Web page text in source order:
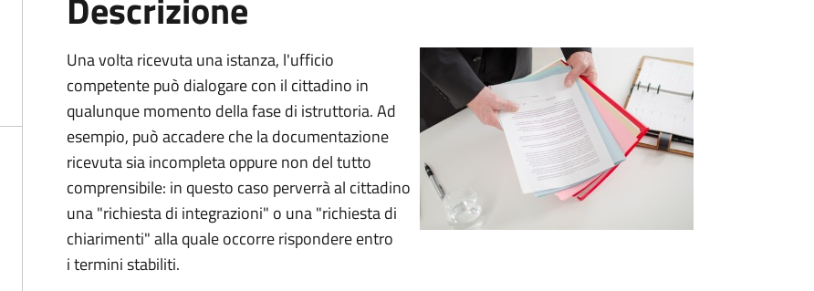
Una volta ricevuta una istanza, l'ufficio
competente può dialogare con il cittadino in
qualunque momento della fase di istruttoria. Ad
esempio, può accadere che la documentazione
ricevuta sia incompleta oppure non del tutto
comprensibile: in questo caso perverrà al cittadino
una "richiesta di integrazioni" o una "richiesta di
chiarimenti" alla quale occorre rispondere entro
i termini stabiliti.